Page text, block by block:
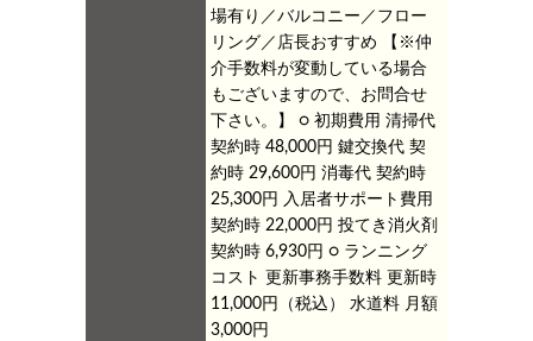
場有り／バルコニー／フロー
リング／店長おすすめ
【※仲
介手数料が変動している場合
もございますので、お問合せ
下さい。】
○ 初期費用 清掃代
契約時 48,000円 鍵交換代 契
約時 29,600円 消毒代 契約時
25,300円 入居者サポート費用
契約時 22,000円 投てき消火剤
契約時 6,930円 ○ ランニング
コスト 更新事務手数料 更新時
11,000円（税込）
水道料 月額
3,000円